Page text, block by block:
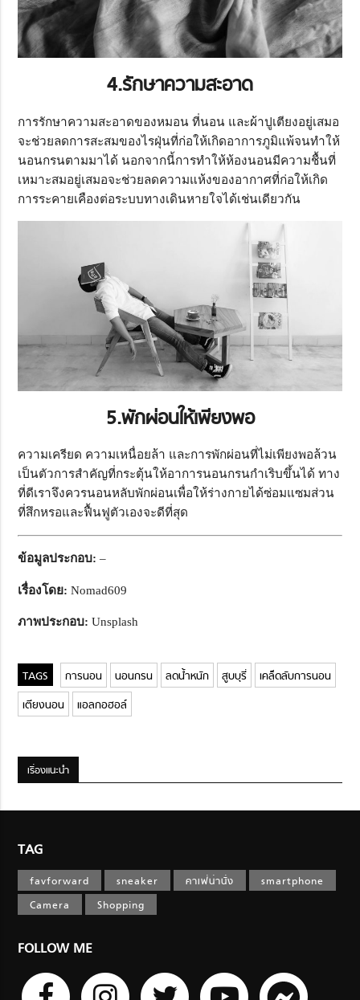
4.รักษาความสะอาด
การรักษาความสะอาดของหมอน ที่นอน และผ้าปูเตียงอยู่เสมอ
จะช่วยลดการสะสมของไรฝุ่นที่ก่อให้เกิดอาการภูมิแพ้จนทำให้
นอนกรนตามมาได้ นอกจากนี้การทำให้ห้องนอนมีความชื้นที่
เหมาะสมอยู่เสมอจะช่วยลดความแห้งของอากาศที่ก่อให้เกิด
การระคายเคืองต่อระบบทางเดินหายใจได้เช่นเดียวกัน
5.พักผ่อนให้เพียงพอ
ความเครียด ความเหนื่อยล้า และการพักผ่อนที่ไม่เพียงพอล้วน
เป็นตัวการสำคัญที่กระตุ้นให้อาการนอนกรนกำเริบขึ้นได้ ทาง
ที่ดีเราจึงควรนอนหลับพักผ่อนเพื่อให้ร่างกายได้ซ่อมแซมส่วน
ที่สึกหรอและฟื้นฟูตัวเองจะดีที่สุด
ข้อมูลประกอบ: –
เรื่องโดย: Nomad609
ภาพประกอบ: Unsplash
การนอน นอนกรน ลดน้ำหนัก สูบบุรี่
เคล็ดลับการนอน
เตียงนอน
แอลกอฮอล์
เรื่องแนะนำ
TAG
favforward sneaker คาเฟ่น่านั่ง
smartphone
Camera
Shopping
FOLLOW ME